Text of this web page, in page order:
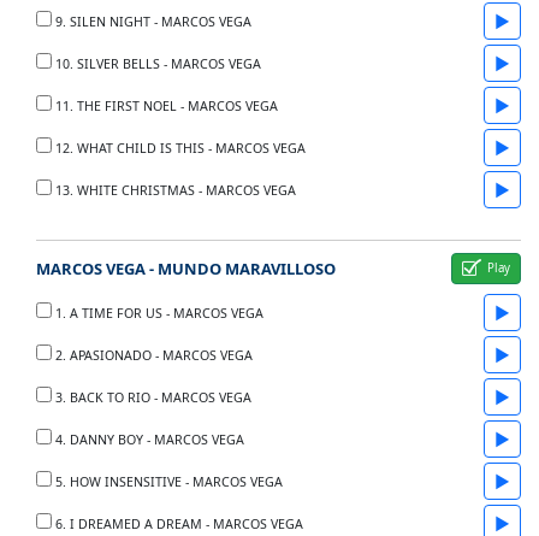
9. SILEN NIGHT - MARCOS VEGA ▶
10. SILVER BELLS - MARCOS VEGA ▶
11. THE FIRST NOEL - MARCOS VEGA ▶
12. WHAT CHILD IS THIS - MARCOS VEGA ▶
13. WHITE CHRISTMAS - MARCOS VEGA ▶
MARCOS VEGA - MUNDO MARAVILLOSO
1. A TIME FOR US - MARCOS VEGA ▶
2. APASIONADO - MARCOS VEGA ▶
3. BACK TO RIO - MARCOS VEGA ▶
4. DANNY BOY - MARCOS VEGA ▶
5. HOW INSENSITIVE - MARCOS VEGA ▶
6. I DREAMED A DREAM - MARCOS VEGA ▶